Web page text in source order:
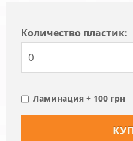
Количество пластик:
Ламинация + 100 грн